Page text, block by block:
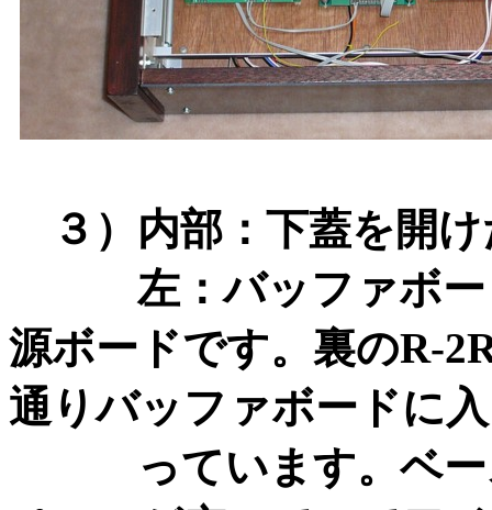
３）内部：下蓋を開け
左：バッファボード
源ボードです。裏のR-
通りバッファボードに入
っています。ベース